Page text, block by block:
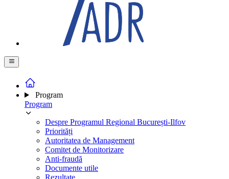
Program
Program
Despre Programul Regional București-Ilfov
Priorități
Autoritatea de Management
Comitet de Monitorizare
Anti-fraudă
Documente utile
Rezultate